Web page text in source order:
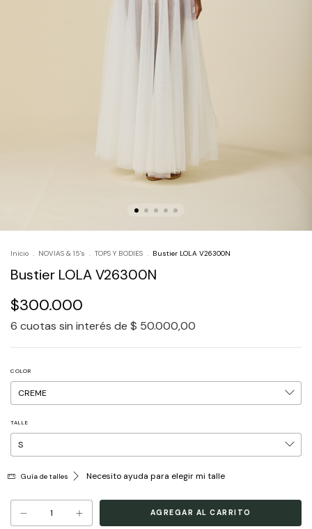
Inicio . NOVIAS & 15's . TOPS Y BODIES . Bustier LOLA V26300N
Bustier LOLA V26300N
$300.000
6 cuotas sin interés de $ 50.000,00
COLOR
TALLE
Guía de talles Necesito ayuda para elegir mi talle